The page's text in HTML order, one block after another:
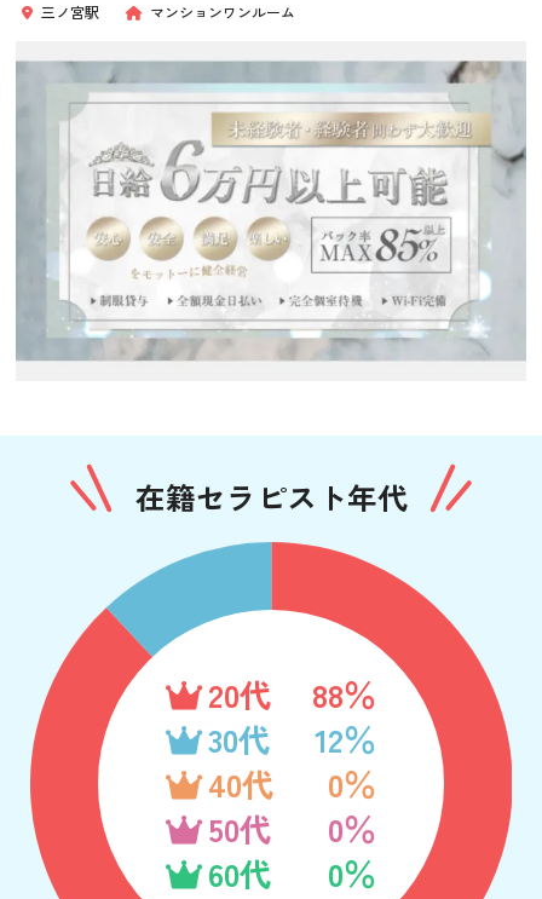
三ノ宮駅 マンションワンルーム
在籍セラピスト年代
20代
88％
30代
12％
40代
0％
50代
0％
60代
0％